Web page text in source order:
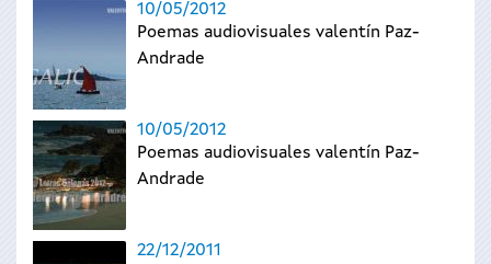
10/05/2012
Poemas audiovisuales valentín Paz-
Andrade
10/05/2012
Poemas audiovisuales valentín Paz-
Andrade
22/12/2011